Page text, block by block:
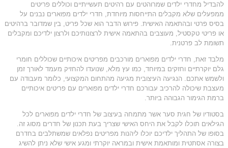
להבדיל מחדרי ילדים שמרוהטים עם רהיטים תעשייתיים וכוללים פריטים
ממפעלים שלא מקבלים התייחסות מיוחדת, חדרי ילדים מפוארים נבנים על
בסיס פרטי ובהתאמה האישית. פירוש הדבר הוא שכל פריט, בין שמדובר ברהיטים
או פריטי טקסטיל, מעוצבים בהתאמה אישית לרצונותיכם ולרצון ילדיכם ומקבלים
תשומת לב פרטנית.
מלבד זאת, חדרי ילדים מפוארים מורכבים מפריטים איכותיים שכוללים חומרי
גלם יוקרתיים וחזקים במיוחד, כמו עץ מלא, שנועדו להחזיק מעמד לאורך זמן
ולשמש אתכם. הנגיעה העיצובית מגיעה מהתחום המקצועי, כלומר מעבודה עם
מעצבת שיכולה להרכיב עבורכם חדרי ילדים מפוארים עם פריטים איכותיים
ברמת הגימור הגבוהה ביותר.
בסטודיו של חגית סער אשר מתמחה בעיצוב של חדרי ילדים מפוארים לכל
הגילאים תוכלו לקבל את היחס האישי שצריך בעת תכנון של חדרים מסוג זה.
בסופו של התהליך ילדיכם יוכלו ליהנות מפריטים נפלאים שמשתלבים בחדרם
בצורה אסתטית ומותאמת אישית ובמראה יוקרתי ומגע אישי שלא ניתן להשיג